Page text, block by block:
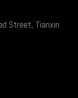
Street, Tianxin